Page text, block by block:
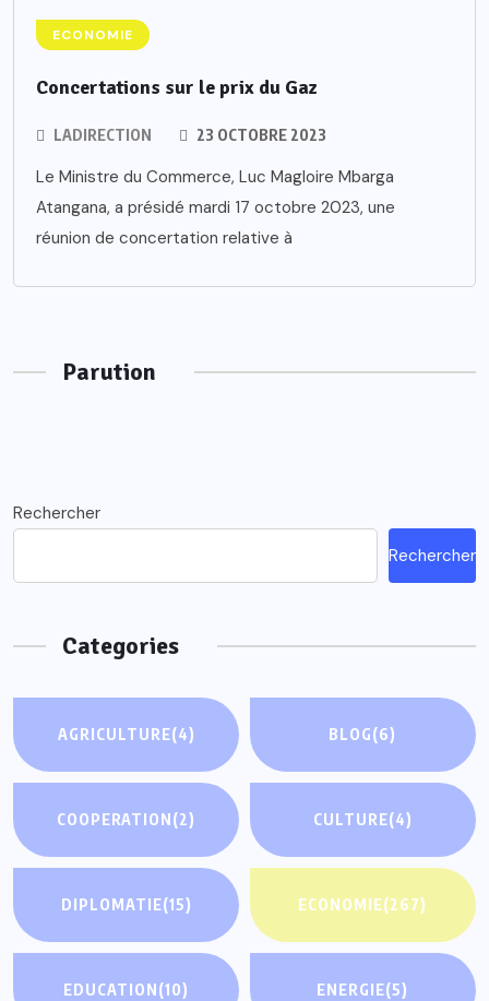
ECONOMIE
Concertations sur le prix du Gaz
LADIRECTION 23 OCTOBRE 2023
Le Ministre du Commerce, Luc Magloire Mbarga
Atangana, a présidé mardi 17 octobre 2023, une
réunion de concertation relative à
Parution
Rechercher
Rechercher
Categories
AGRICULTURE(4) BLOG(6)
COOPERATION(2) CULTURE(4)
DIPLOMATIE(15) ECONOMIE(267)
EDUCATION(10) ENERGIE(5)